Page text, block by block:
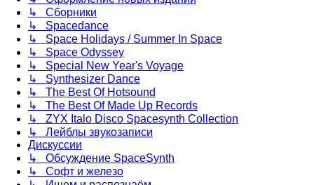
↳ Сборники
↳ Spacedance
↳ Space Holidays / Summer In Space
↳ Space Odyssey
↳ Special New Year's Voyage
↳ Synthesizer Dance
↳ The Best Of Hotsound
↳ The Best Of Made Up Records
↳ ZYX Italo Disco Spacesynth Collection
↳ Лейблы звукозаписи
Дискуссии
↳ Обсуждение SpaceSynth
↳ Софт и железо